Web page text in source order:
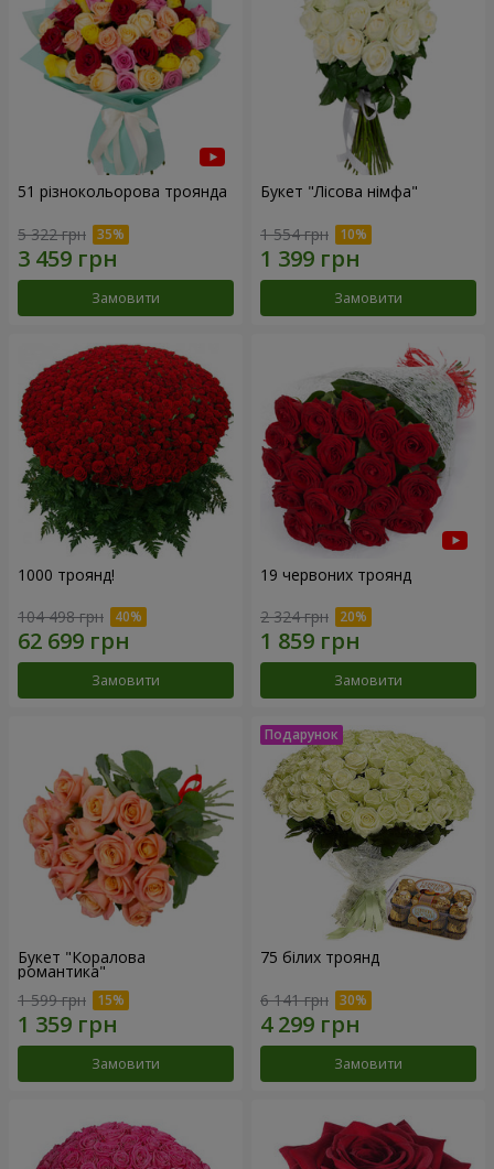
51 різнокольорова троянда
5 322 грн
Замовити
Букет "Лісова німфа"
1 554 грн
Замовити
1000 троянд!
104 498 грн
Замовити
19 червоних троянд
2 324 грн
Замовити
Букет "Коралова
романтика"
1 599 грн
Замовити
75 білих троянд
6 141 грн
Замовити